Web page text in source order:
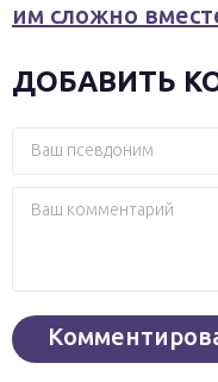
им сложно
ДОБАВИТЬ